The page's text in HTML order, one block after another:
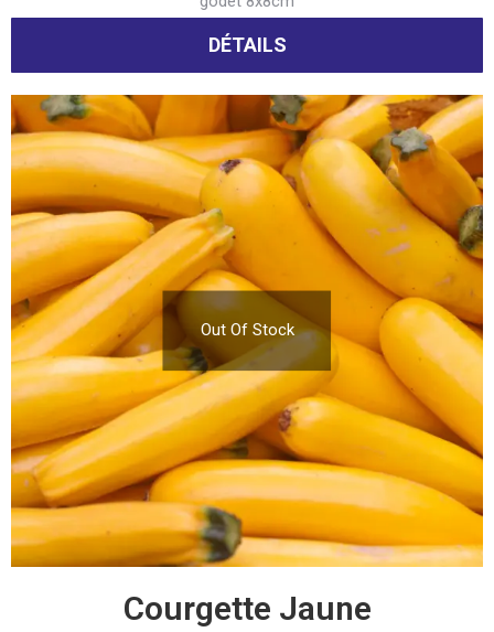
DÉTAILS
Out Of Stock
Courgette Jaune